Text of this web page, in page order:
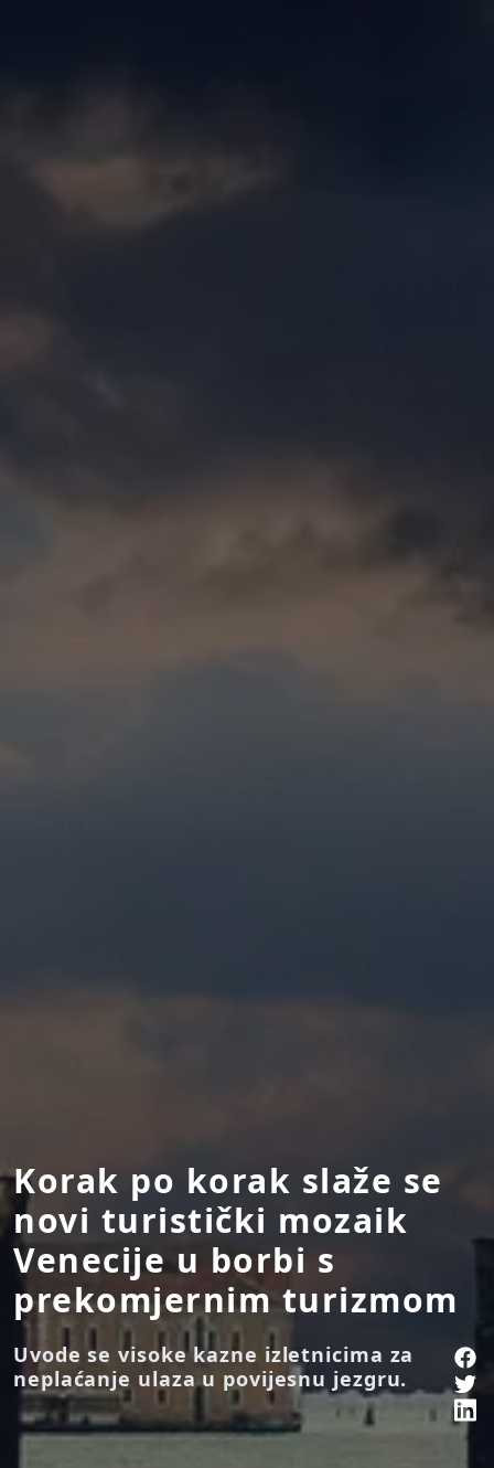
Korak po korak slaže se
novi turistički mozaik
Venecije u borbi s
prekomjernim turizmom
Uvode se visoke kazne izletnicima za
neplaćanje ulaza u povijesnu jezgru.